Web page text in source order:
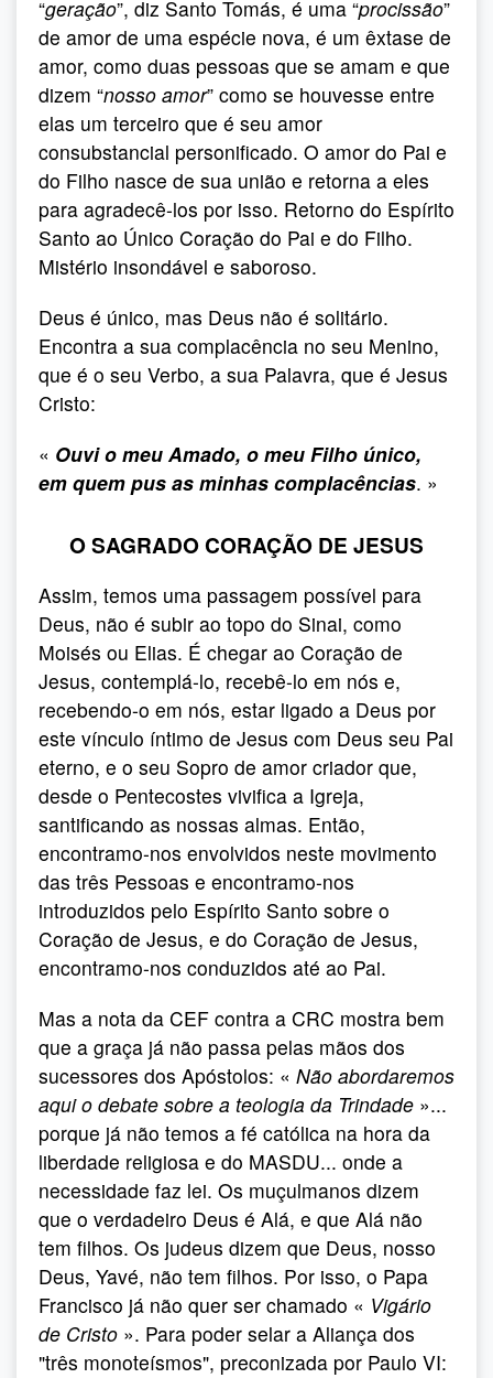
“geração”, diz Santo Tomás, é uma “procissão”
de amor de uma espécie nova, é um êxtase de
amor, como duas pessoas que se amam e que
dizem “nosso amor” como se houvesse entre
elas um terceiro que é seu amor
consubstancial personificado. O amor do Pai e
do Filho nasce de sua união e retorna a eles
para agradecê-los por isso. Retorno do Espírito
Santo ao Único Coração do Pai e do Filho.
Mistério insondável e saboroso.
Deus é único, mas Deus não é solitário.
Encontra a sua complacência no seu Menino,
que é o seu Verbo, a sua Palavra, que é Jesus
Cristo:
« Ouvi o meu Amado, o meu Filho único,
em quem pus as minhas complacências. »
O SAGRADO CORAÇÃO DE JESUS
Assim, temos uma passagem possível para
Deus, não é subir ao topo do Sinai, como
Moisés ou Elias. É chegar ao Coração de
Jesus, contemplá-lo, recebê-lo em nós e,
recebendo-o em nós, estar ligado a Deus por
este vínculo íntimo de Jesus com Deus seu Pai
eterno, e o seu Sopro de amor criador que,
desde o Pentecostes vivifica a Igreja,
santificando as nossas almas. Então,
encontramo-nos envolvidos neste movimento
das três Pessoas e encontramo-nos
introduzidos pelo Espírito Santo sobre o
Coração de Jesus, e do Coração de Jesus,
encontramo-nos conduzidos até ao Pai.
Mas a nota da CEF contra a CRC mostra bem
que a graça já não passa pelas mãos dos
sucessores dos Apóstolos: « Não abordaremos
aqui o debate sobre a teologia da Trindade »...
porque já não temos a fé católica na hora da
liberdade religiosa e do MASDU... onde a
necessidade faz lei. Os muçulmanos dizem
que o verdadeiro Deus é Alá, e que Alá não
tem filhos. Os judeus dizem que Deus, nosso
Deus, Yavé, não tem filhos. Por isso, o Papa
Francisco já não quer ser chamado « Vigário
de Cristo ». Para poder selar a Aliança dos
"três monoteísmos", preconizada por Paulo VI: